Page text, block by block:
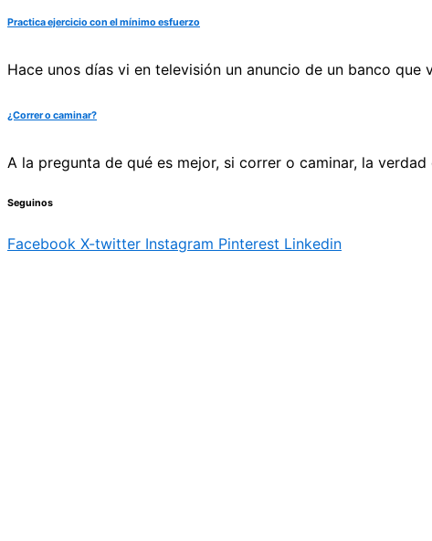
Practica ejercicio con el mínimo esfuerzo
Hace unos días vi en televisión un anuncio de un banco
¿Correr o caminar?
A la pregunta de qué es mejor, si correr o caminar, la
Seguinos
Facebook X-twitter Instagram Pinterest Linkedin